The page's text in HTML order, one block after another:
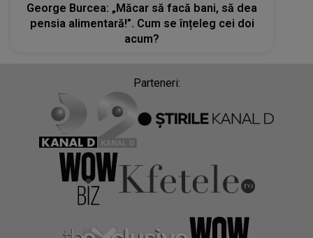
George Burcea: „Măcar să facă bani, să dea
pensia alimentară!”. Cum se înțeleg cei doi
acum?
Parteneri: